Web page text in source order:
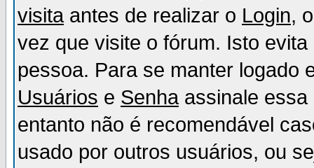
visitaantes de realizar o Login,
vez que visite o fórum. Isto
pessoa. Para se manter
Usuários e Senhaassinale essa
entanto não é recomendável
usado por outros usuários, ou